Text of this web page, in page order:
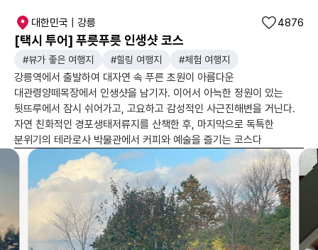
대한민국 | 강릉
[택시 투어] 푸릇푸릇 인생샷 코스
4876
#뷰가 좋은 여행지 #힐링 여행지 #체험 여행지
강릉역에서 출발하여 대자연 속 푸른 초원이 아름다운
대관령양떼목장에서 인생샷을 남기자. 이어서 아늑한 정원이 있는
뒷뜨루에서 잠시 쉬어가고, 고요하고 감성적인 사근진해변을 거닌다.
자연 친화적인 경포생태저류지를 산책한 후, 마지막으로 독특한
분위기의 테라로사 박물관에서 커피와 예술을 즐기는 코스다